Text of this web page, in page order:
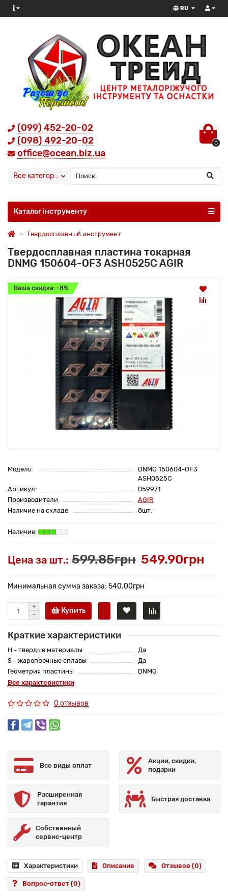
RU
(099) 452-20-02
(098) 492-20-02
office@ocean.biz.ua
0
Все категории
Каталог інструменту
Твердосплавный инструмент
Твердосплавная пластина токарная
DNMG 150604-OF3 ASH0525C AGIR
Ваша скидка: -8%
Модель:
DNMG 150604-OF3
ASH0525C
Артикул:
059971
Производители
AGIR
Наличие на складе
8шт.
Цена за шт.: 599.85грн 549.90грн
Минимальная сумма заказа: 540.00грн
Купить
Краткие характеристики
H - твердые материалы
Да
S - жаропрочные сплавы
Да
Геометрия пластины
DNMG
Все характеристики
0 отзывов
Все виды оплат
Акции, скидки,
подарки
Расширенная
гарантия
Быстрая доставка
Собственный
сервис-центр
Характеристики Описание Отзывов (0)
Вопрос-ответ (0)